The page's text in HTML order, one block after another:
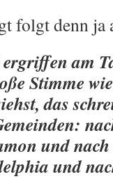
folgt denn ja
am
Stimme
das
und
und